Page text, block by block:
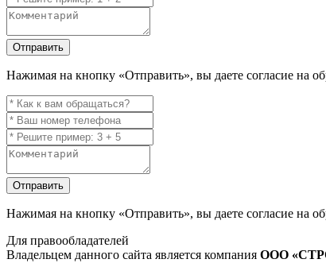
Отправить
Нажимая на кнопку «Отправить», вы даете согласие на
Отправить
Нажимая на кнопку «Отправить», вы даете согласие на
Для правообладателей
Владельцем данного сайта является компания ООО